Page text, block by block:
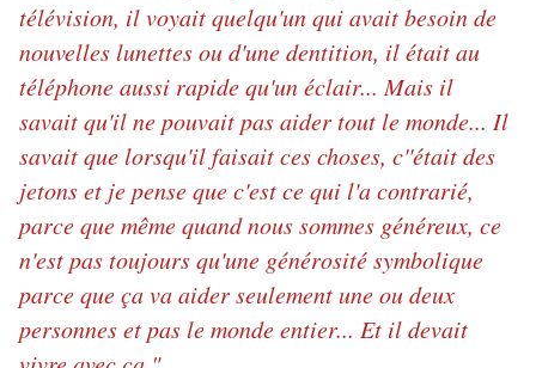
télévision, il voyait quelqu'un qui avait besoin de
nouvelles lunettes ou d'une dentition, il était au
téléphone aussi rapide qu'un éclair... Mais il
savait qu'il ne pouvait pas aider tout le monde... Il
savait que lorsqu'il faisait ces choses, c''était des
jetons et je pense que c'est ce qui l'a contrarié,
parce que même quand nous sommes généreux, ce
n'est pas toujours qu'une générosité symbolique
parce que ça va aider seulement une ou deux
personnes et pas le monde entier... Et il devait